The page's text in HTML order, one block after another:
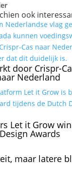
ook
door Crispr-
Nederland
Let it Grow
Awards
maar latere